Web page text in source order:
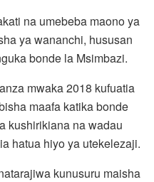
na umebeba maono ya
ya wananchi, hususan
bonde la Msimbazi.
mwaka 2018 kufuatia
maafa katika bonde
kushirikiana na wadau
hatua hiyo ya utekelezaji.
kunusuru maisha